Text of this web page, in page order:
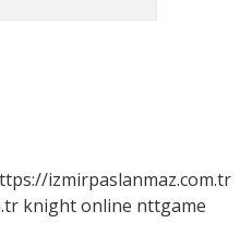
izmirpaslanmaz.com.tr
knight online nttgame